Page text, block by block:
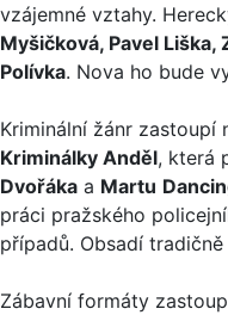
vzájemné vztahy.
Myšičková, Pavel Liška,
Polívka. Nova ho bude
Kriminální žánr zastoupí
Kriminálky Anděl, která
Dvořáka a Martu
práci pražského
případů. Obsadí tradičně
Zábavní formáty